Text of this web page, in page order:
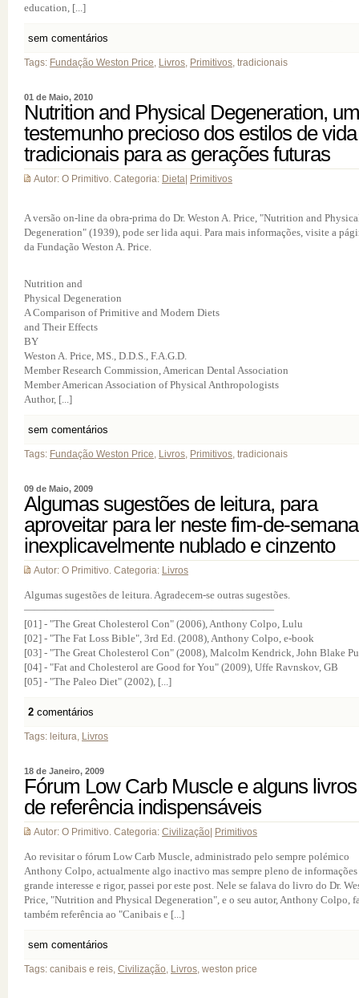
education, [...]
sem comentários
Tags: Fundação Weston Price, Livros, Primitivos, tradicionais
01 de Maio, 2010
Nutrition and Physical Degeneration, um
testemunho precioso dos estilos de vida
tradicionais para as gerações futuras
Autor: O Primitivo. Categoria: Dieta Primitivos
A versão on-line da obra-prima do Dr. Weston A. Price, "Nutrition and
Degeneration" (1939), pode ser lida aqui. Para mais informações, visite a
da Fundação Weston A. Price.
Nutrition and
Physical Degeneration
A Comparison of Primitive and Modern Diets
and Their Effects
BY
Weston A. Price, MS., D.D.S., F.A.G.D.
Member Research Commission, American Dental Association
Member American Association of Physical Anthropologists
Author, [...]
sem comentários
Tags: Fundação Weston Price, Livros, Primitivos, tradicionais
09 de Maio, 2009
Algumas sugestões de leitura, para
aproveitar para ler neste fim-de-semana
inexplicavelmente nublado e cinzento
Autor: O Primitivo. Categoria: Livros
Algumas sugestões de leitura. Agradecem-se outras sugestões.
————————————————————————
[01] - "The Great Cholesterol Con" (2006), Anthony Colpo, Lulu
[02] - "The Fat Loss Bible", 3rd Ed. (2008), Anthony Colpo, e-book
[03] - "The Great Cholesterol Con" (2008), Malcolm Kendrick, John Blake
[04] - "Fat and Cholesterol are Good for You" (2009), Uffe Ravnskov, GB
[05] - "The Paleo Diet" (2002), [...]
2 comentários
Tags: leitura, Livros
18 de Janeiro, 2009
Fórum Low Carb Muscle e alguns livros
de referência indispensáveis
Autor: O Primitivo. Categoria: Civilização Primitivos
Ao revisitar o fórum Low Carb Muscle, administrado pelo sempre polémico
Anthony Colpo, actualmente algo inactivo mas sempre pleno de informações
grande interesse e rigor, passei por este post. Nele se falava do livro do Dr.
Price, "Nutrition and Physical Degeneration", e o seu autor, Anthony Colpo,
também referência ao "Canibais e [...]
sem comentários
Tags: canibais e reis, Civilização, Livros, weston price